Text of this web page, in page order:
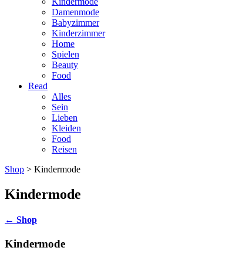
Damenmode
Babyzimmer
Kinderzimmer
Home
Spielen
Beauty
Food
Read
Alles
Sein
Lieben
Kleiden
Food
Reisen
Shop > Kindermode
Kindermode
← Shop
Kindermode